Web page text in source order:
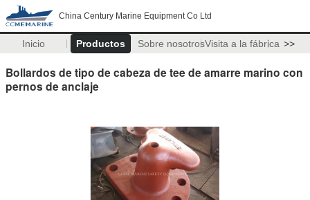
China Century Marine Equipment Co Ltd
Inicio Productos Sobre nosotrosVisita a la fábrica >>
Bollardos de tipo de cabeza de tee de amarre marino con
pernos de anclaje